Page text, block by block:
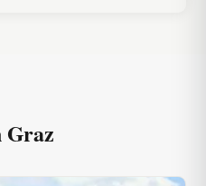
Graz